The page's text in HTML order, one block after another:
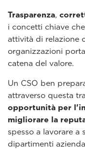
Trasparenza,
i concetti chiave
attività di relazione
organizzazioni
catena del valore.
Un CSO ben
attraverso questa
opportunità per
migliorare la
spesso a lavorare
dipartimenti